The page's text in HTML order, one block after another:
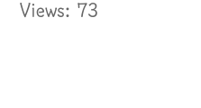
Views: 73